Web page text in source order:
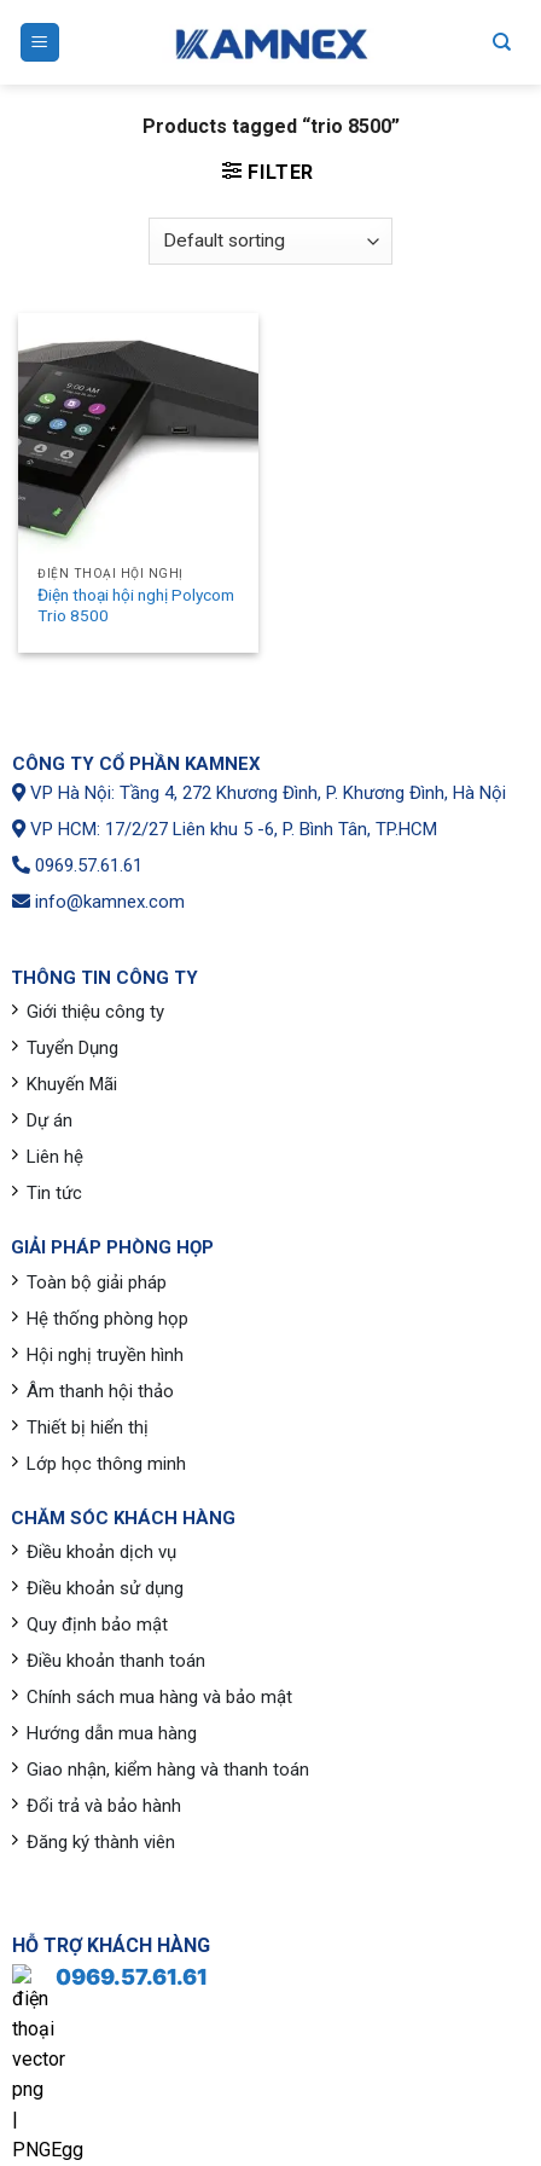
Products tagged “trio 8500”
FILTER
ĐIỆN THOẠI HỘI NGHỊ
Điện thoại hội nghị Polycom
Trio 8500
CÔNG TY CỔ PHẦN KAMNEX
VP Hà Nội: Tầng 4, 272 Khương Đình, P. Khương Đình, Hà Nội
VP HCM: 17/2/27 Liên khu 5 -6, P. Bình Tân, TP.HCM
0969.57.61.61
info@kamnex.com
THÔNG TIN CÔNG TY
Giới thiệu công ty
Tuyển Dụng
Khuyến Mãi
Dự án
Liên hệ
Tin tức
GIẢI PHÁP PHÒNG HỌP
Toàn bộ giải pháp
Hệ thống phòng họp
Hội nghị truyền hình
Âm thanh hội thảo
Thiết bị hiển thị
Lớp học thông minh
CHĂM SÓC KHÁCH HÀNG
Điều khoản dịch vụ
Điều khoản sử dụng
Quy định bảo mật
Điều khoản thanh toán
Chính sách mua hàng và bảo mật
Hướng dẫn mua hàng
Giao nhận, kiểm hàng và thanh toán
Đổi trả và bảo hành
Đăng ký thành viên
HỖ TRỢ KHÁCH HÀNG
0969.57.61.61